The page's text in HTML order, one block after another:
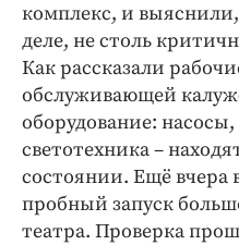
ПРОЕКТЫ
Блоги
Издания
Медиаперсона
Интересное чтиво
Клиника года
Бренд года
комплекс, и
деле, не столь
Как рассказали
обслуживающей
оборудование:
светотехника –
состоянии. Ещё вчера
пробный запуск
театра. Проверка